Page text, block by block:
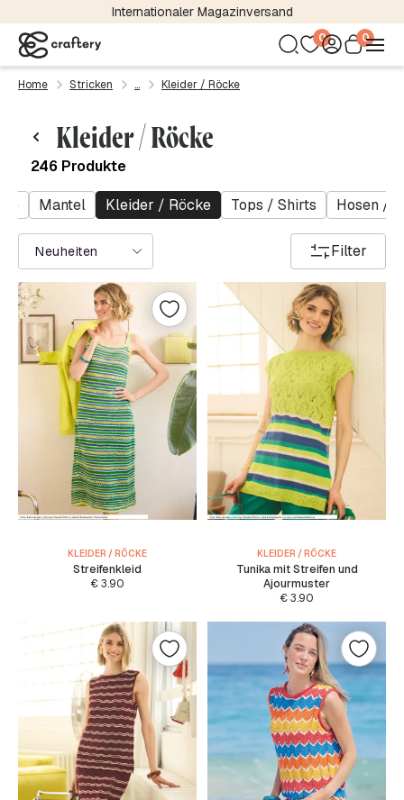
Kostenloser Versand bereits ab 24,95 €
0 0
Home Stricken Kleider / Röcke
Kleider / Röcke
246 Produkte
Mantel Kleider / Röcke Tops / Shirts Hosen /
Neuheiten Filter
KLEIDER / RÖCKE
Streifenkleid
€3.90
KLEIDER / RÖCKE
Tunika mit Streifen und
Ajourmuster
€3.90